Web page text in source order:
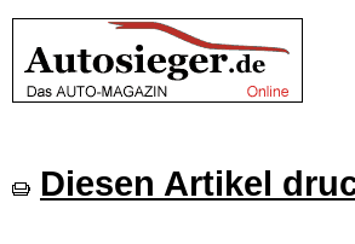
Diesen Artikel